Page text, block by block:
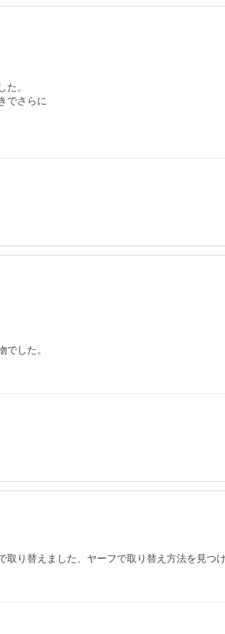
。
でさらに
した。
り替えました、ヤーフで取り替え方法を見つ